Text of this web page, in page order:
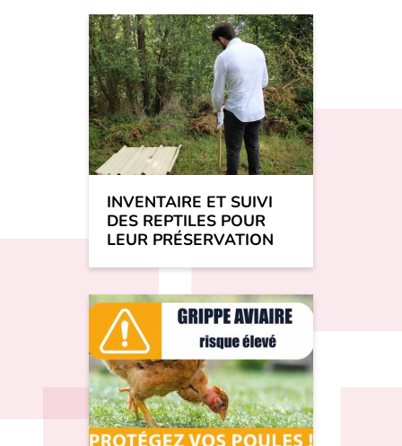
INVENTAIRE ET SUIVI
DES REPTILES POUR
LEUR PRÉSERVATION